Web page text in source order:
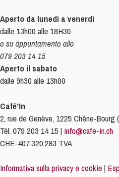
Aperto da lunedì a venerdì
dalle 13h00 alle 18H30
o su appuntamento allo
079 203 14 15
Aperto il sabato
dalle 9h30 alle 13h00
Café'In
2, rue de Genève, 1225 Chêne-Bourg
Tél. 079 203 14 15 | info@cafe-in.ch
CHE-407.320.293 TVA
Informativa sulla privacy e cookie|